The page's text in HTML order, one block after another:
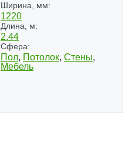
Ширина, мм:
1220
Длина, м:
2.44
Сфера:
Пол, Потолок, Стены,
Мебель